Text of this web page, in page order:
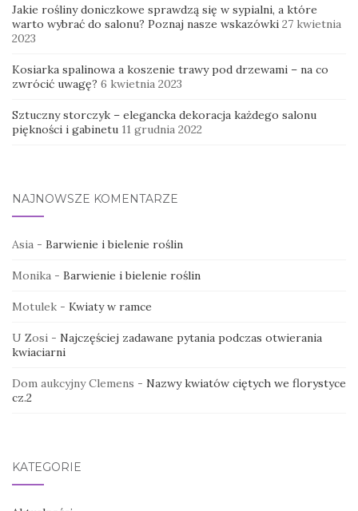
Jakie rośliny doniczkowe sprawdzą się w sypialni, a które
warto wybrać do salonu? Poznaj nasze wskazówki 27 kwietnia
2023
Kosiarka spalinowa a koszenie trawy pod drzewami – na co
zwrócić uwagę? 6 kwietnia 2023
Sztuczny storczyk – elegancka dekoracja każdego salonu
piękności i gabinetu 11 grudnia 2022
NAJNOWSZE KOMENTARZE
Asia - Barwienie i bielenie roślin
Monika - Barwienie i bielenie roślin
Motulek - Kwiaty w ramce
U Zosi - Najczęściej zadawane pytania podczas otwierania
kwiaciarni
Dom aukcyjny Clemens - Nazwy kwiatów ciętych we florystyce
cz.2
KATEGORIE